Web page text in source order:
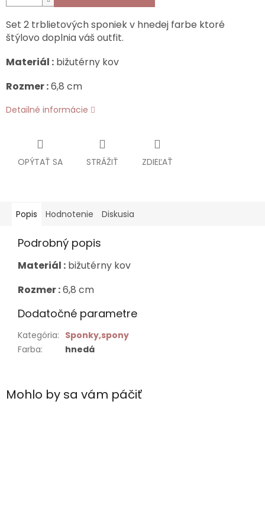
Set 2 trblietových sponiek v hnedej farbe ktoré
štýlovo doplnia váš outfit.
Materiál : bižutérny kov
Rozmer :6,8 cm
Detailné informácie
OPÝTAŤ SA STRÁŽIŤ ZDIEĽAŤ
Mohlo by sa vám páčiť
Popis Hodnotenie Diskusia
Podrobný popis
Materiál : bižutérny kov
Rozmer :6,8 cm
Dodatočné parametre
Kategória: Sponky,spony
Farba: hnedá